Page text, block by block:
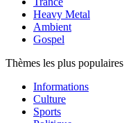
Heavy Metal
Ambient
Gospel
Thèmes les plus populaires
Informations
Culture
Sports